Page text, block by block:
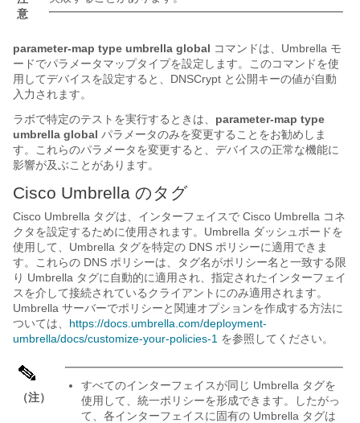
意
parameter-map type umbrella global コマンドは、Umbrella モ
ードでパラメータマップタイプを設定します。このコマンドを使
用してデバイスを設定すると、DNSCrypt と公開キーの値が自動
入力されます。
ラボで特定のテストを実行するときは、 parameter-map type
umbrella global パラメータのみを変更することをお勧めしま
す。これらのパラメータを変更すると、デバイスの正常な機能に
影響が及ぶことがあります。
Cisco Umbrella のタグ
Cisco Umbrella タグは、インターフェイスで Cisco Umbrella コネ
クタを設定するために使用されます。Umbrella ダッシュボードを
使用して、Umbrella タグを特定の DNS ポリシーに適用できま
す。これらの DNS ポリシーは、タグ名がポリシー名と一致する限
り Umbrella タグに自動的に適用され、指定されたインターフェイ
スを介して接続されているクライアントにのみ適用されます。
Umbrella サーバーでポリシーと関連オプションを作成する方法に
ついては、 https://docs.umbrella.com/deployment-
umbrella/docs/customize-your-policies-1 を参照してください。
（注）
すべてのインターフェイスが同じ Umbrella タグを
使用して、統一ポリシーを形成できます。したがっ
て、各インターフェイスに固有の Umbrella タグは